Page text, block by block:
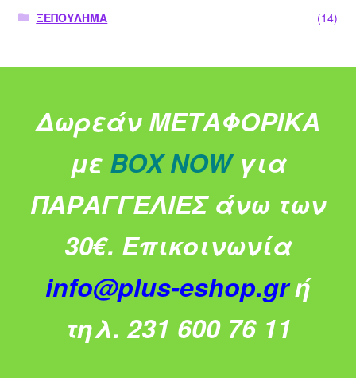
ΞΕΠΟΥΛΗΜΑ
(14)
Δωρεάν ΜΕΤΑΦΟΡΙΚΑ
με BOX NOW για
ΠΑΡΑΓΓΕΛΙΕΣ άνω των
30€. Επικοινωνία
info@plus-eshop.grή
τηλ. 231 600 76 11